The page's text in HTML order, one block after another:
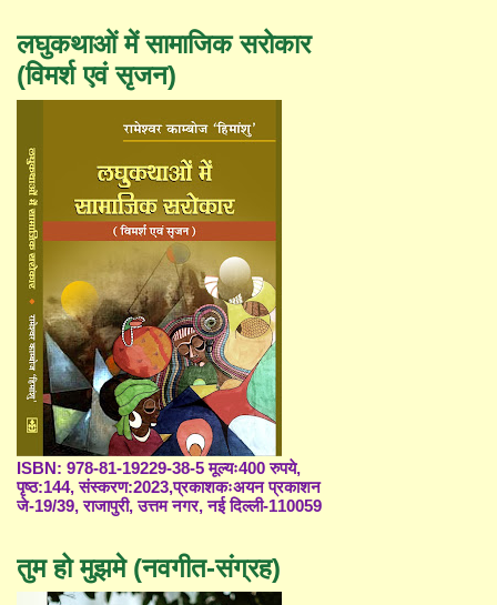
लघुकथाओं में सामाजिक सरोकार
(विमर्श एवं सृजन)
ISBN: 978-81-19229-38-5 मूल्यः400 रुपये,
पृष्ठ:144, संस्करण:2023,प्रकाशकःअयन प्रकाशन
जे-19/39, राजापुरी, उत्तम नगर, नई दिल्ली-110059
तुम हो मुझमे (नवगीत-संग्रह)